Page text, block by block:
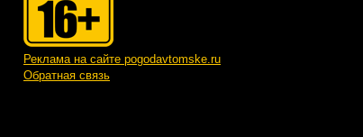
Реклама на сайте pogodavtomske.ru
Обратная связь